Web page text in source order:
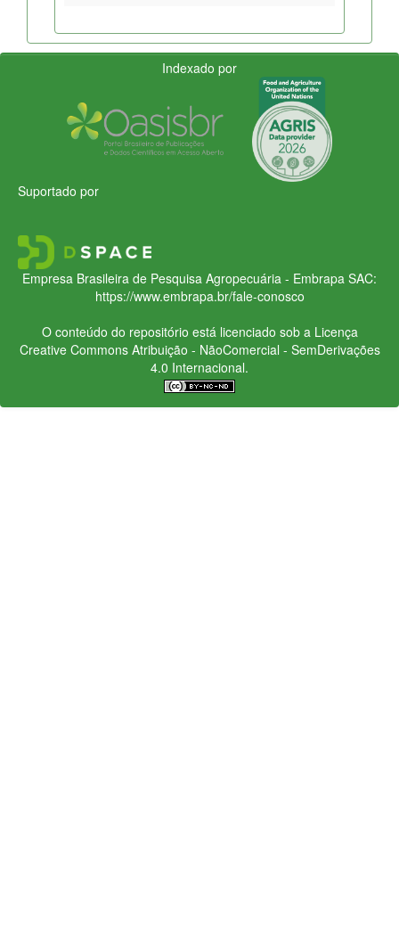
Indexado por
Suportado por
Empresa Brasileira de Pesquisa Agropecuária - Embrapa SAC:
https://www.embrapa.br/fale-conosco
O conteúdo do repositório está licenciado sob a Licença
Creative CommonsAtribuição - NãoComercial - SemDerivações
4.0 Internacional.